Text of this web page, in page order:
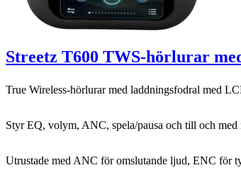
Streetz T600 TWS-hörlurar
True Wireless-hörlurar med laddningsfodral med
Styr EQ, volym, ANC, spela/pausa och till och med
Utrustade med ANC för omslutande ljud, ENC för